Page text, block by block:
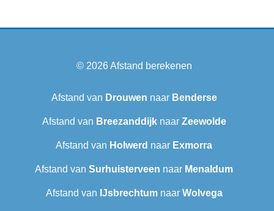
© 2026Afstand berekenen
Afstand van Drouwen naar Benderse
Afstand van Breezanddijknaar Zeewolde
Afstand van Holwerd naar Exmorra
Afstand van Surhuisterveen naar Menaldum
Afstand van IJsbrechtumnaar Wolvega